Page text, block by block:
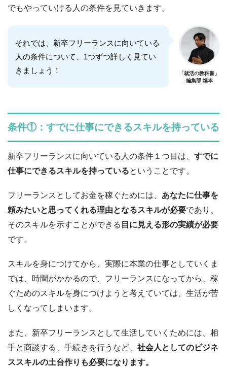
でもやっていける人の条件を見ていきます。
それでは、新卒フリーランスに向いている
人の条件について、1つずつ詳しく見てい
きましょう！
「就活の教科書」
編集部 堀本
条件①：すでに仕事にできるスキルを持っている
新卒フリーランスに向いている人の条件１つ目は、 すでに
仕事にできるスキルを持っているということです。
フリーランスとしてお金を稼ぐためには、 あなたに仕事を
頼みたいと思ってくれる理由となるスキルが必要であり、
そのスキルを示すことができる 目に見える形の実績が必要
です。
スキルを身につけてから、実際に本業の仕事としていくま
では、時間がかかるので、フリーランスになってから、稼
ぐためのスキルを身につけようと考えていては、生活が苦
しくなってしまいます。
また、新卒フリーランスとして生活していくためには、相
手と商談する、手続きを行うなど、 社会人としてのビジネ
ススキルの土台作りも必要になります。